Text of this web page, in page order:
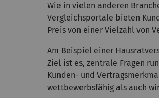
Wie in vielen anderen
Vergleichsportale bieten
Preis von einer Vielzahl von
Am Beispiel einer
Ziel ist es, zentrale Fragen
Kunden- und
wettbewerbsfähig als auch